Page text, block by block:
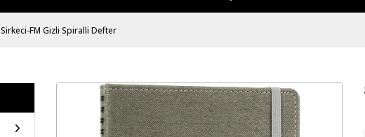
Sirkeci-FM Gizli Spiralli Defter